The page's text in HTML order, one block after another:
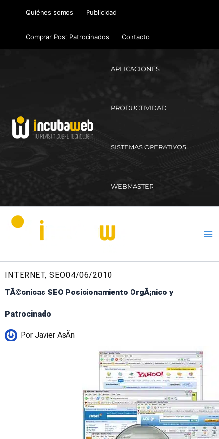
Quiénes somos Publicidad
Comprar Post Patrocinados Contacto
APLICACIONES
PRODUCTIVIDAD
SISTEMAS OPERATIVOS
WEBMASTER
INTERNET,SEO04/06/2010
TÃ©cnicas SEO Posicionamiento OrgÃ¡nico y
Patrocinado
Por Javier AsÃ­n